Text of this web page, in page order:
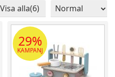
Visa alla(6)
29%
KAMPANJ